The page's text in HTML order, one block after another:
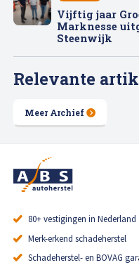
Relevante
Meer Archief
Vijftig jaar
Marknesse
Steenwijk
80+ vestigingen in Nederland
Merk-erkend schadeherstel
Schadeherstel- en BOVAG